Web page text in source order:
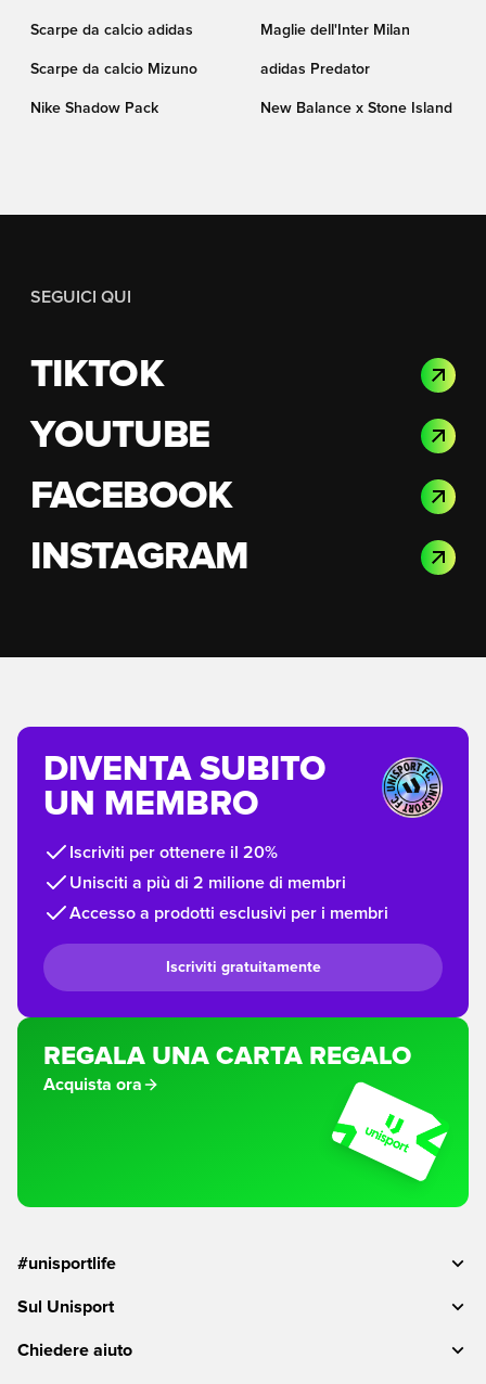
Scarpe da calcio adidas Maglie dell'Inter Milan
Scarpe da calcio Mizuno adidas Predator
Nike Shadow Pack New Balance x Stone Island
SEGUICI QUI
TIKTOK
YOUTUBE
FACEBOOK
INSTAGRAM
DIVENTA SUBITO
UN MEMBRO
Iscriviti per ottenere il 20%
Unisciti a più di 2 milione di membri
Accesso a prodotti esclusivi per i membri
Iscriviti gratuitamente
REGALA UNA CARTA REGALO
Acquista ora
#unisportlife
Sul Unisport
Chiedere aiuto